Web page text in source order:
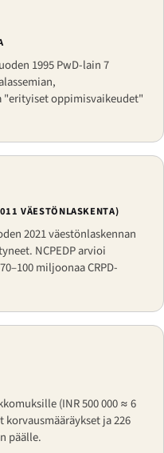
1995 PwD-lain 7
"erityiset oppimisvaikeudet"
VÄESTÖNLASKENTA)
2021 väestönlaskennan
NCPEDP arvioi
miljoonaa CRPD-
(INR 500 000 ≈ 6
korvausmääräykset ja 226
päälle.